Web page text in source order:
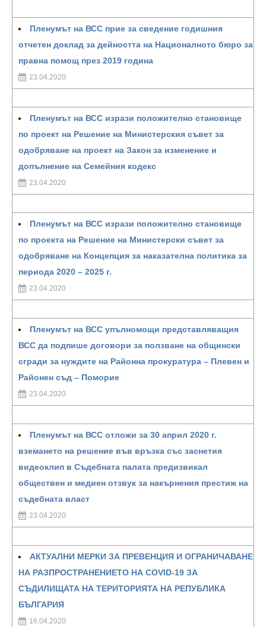
Пленумът на ВСС прие за сведение годишния
отчетен доклад за дейността на Националното бюро за
правна помощ през 2019 година
23.04.2020
Пленумът на ВСС изрази положително становище
по проект на Решение на Министерския съвет за
одобряване на проект на Закон за изменение и
допълнение на Семейния кодекс
23.04.2020
Пленумът на ВСС изрази положително становище
по проекта на Решение на Министерски съвет за
одобряване на Концепция за наказателна политика за
периода 2020 – 2025 г.
23.04.2020
Пленумът на ВСС упълномощи представляващия
ВСС да подпише договори за ползване на общински
сгради за нуждите на Районна прокуратура – Плевен и
Районен съд – Поморие
23.04.2020
Пленумът на ВСС отложи за 30 април 2020 г.
вземането на решение във връзка със заснетия
видеоклип в Съдебната палата предизвикал
обществен и медиен отзвук за накърнения престиж на
съдебната власт
23.04.2020
АКТУАЛНИ МЕРКИ ЗА ПРЕВЕНЦИЯ И ОГРАНИЧАВАНЕ
НА РАЗПРОСТРАНЕНИЕТО НА COVID-19 ЗА
СЪДИЛИЩАТА НА ТЕРИТОРИЯТА НА РЕПУБЛИКА
БЪЛГАРИЯ
16.04.2020